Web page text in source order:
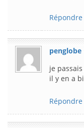
Répondre
penglobe
je
il y en a
Répondre